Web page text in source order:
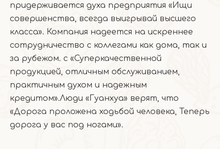
придерживается духа предприятия «Ищи
совершенства, всегда выигрывай высшего
класса». Компания надеется на искреннее
сотрудничество с коллегами как дома, так и
за рубежом. с «Суперкачественной
продукцией, отличным обслуживанием,
практичным духом и надежным
кредитом».Люди «Гуанхуа» верят, что
«Дорога проложена ходьбой человека, Теперь
дорога у вас под ногами».